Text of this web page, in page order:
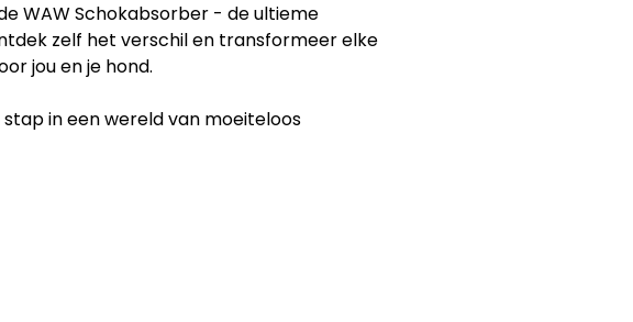
WAW Schokabsorber - de ultieme
zelf het verschil en transformeer elke
jou en je hond.
in een wereld van moeiteloos